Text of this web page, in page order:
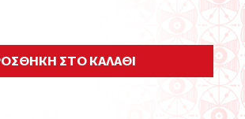
ΣΤΟ ΚΑΛΑΘΙ